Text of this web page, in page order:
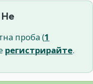
проба (1
регистрирайте.